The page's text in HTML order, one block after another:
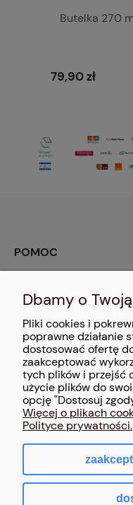
Butelka 270
79,90 zł
POMOC
PŁATNOŚCI I
INFORMACJE
O NAS
pokaż
Dbamy o
Pliki cookies i
poprawne działanie
dostosować ofertę
zaakceptować
tych plików i przejść
użycie plików do
opcję "Dostosuj
Więcej o plikach
Polityce prywatności.